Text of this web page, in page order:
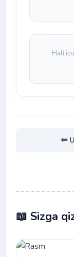
Hali
⬅
📖 Sizga